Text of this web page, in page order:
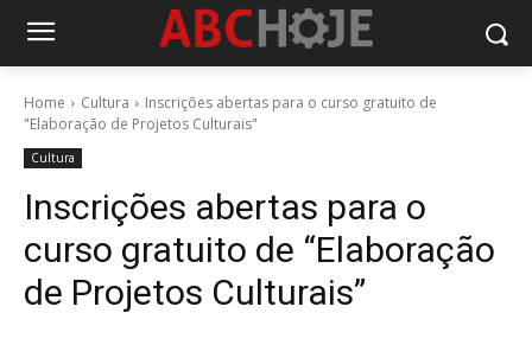
Home Cultura
Inscrições abertas para o curso gratuito de
"Elaboração de Projetos Culturais"
Cultura
Inscrições abertas para o
curso gratuito de “Elaboração
de Projetos Culturais”